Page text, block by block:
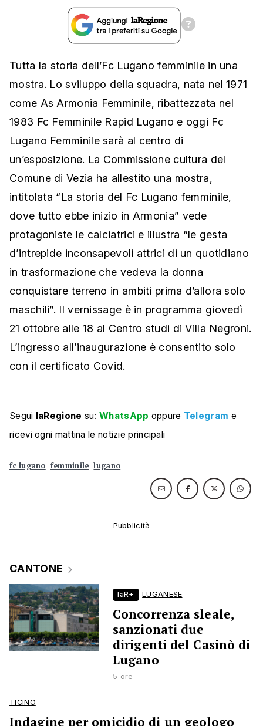
Tutta la storia dell’Fc Lugano femminile in una
mostra. Lo sviluppo della squadra, nata nel 1971
come As Armonia Femminile, ribattezzata nel
1983 Fc Femminile Rapid Lugano e oggi Fc
Lugano Femminile sarà al centro di
un’esposizione. La Commissione cultura del
Comune di Vezia ha allestito una mostra,
intitolata “La storia del Fc Lugano femminile,
dove tutto ebbe inizio in Armonia” vede
protagoniste le calciatrici e illustra “le gesta
d’intrepide inconsapevoli attrici di un quotidiano
in trasformazione che vedeva la donna
conquistare terreno in ambiti prima d’allora solo
maschili”. Il vernissage è in programma giovedì
21 ottobre alle 18 al Centro studi di Villa Negroni.
L’ingresso all’inaugurazione è consentito solo
con il certificato Covid.
Segui laRegione su:WhatsApp oppure Telegram e
ricevi ogni mattina le notizie principali
fc lugano femminile lugano
CANTONE
laR+ LUGANESE
Concorrenza sleale,
sanzionati due
dirigenti del Casinò di
Lugano
5 ore
TICINO
Indagine per omicidio di un geologo